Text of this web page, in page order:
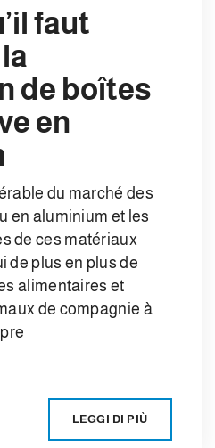
faut
de boîtes
en
du marché des
en aluminium et les
de ces matériaux
de plus en plus de
alimentaires et
de compagnie à
LEGGI DI PIÙ